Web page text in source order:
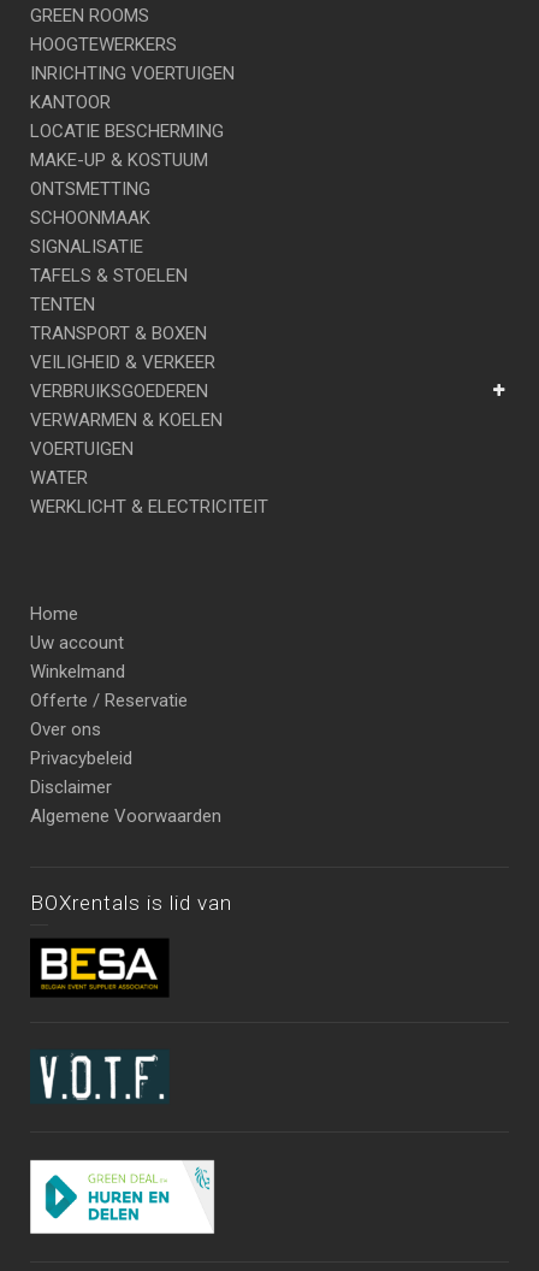
GREEN ROOMS
HOOGTEWERKERS
INRICHTING VOERTUIGEN
KANTOOR
LOCATIE BESCHERMING
MAKE-UP & KOSTUUM
ONTSMETTING
SCHOONMAAK
SIGNALISATIE
TAFELS & STOELEN
TENTEN
TRANSPORT & BOXEN
VEILIGHEID & VERKEER
VERBRUIKSGOEDEREN
VERWARMEN & KOELEN
VOERTUIGEN
WATER
WERKLICHT & ELECTRICITEIT
Home
Uw account
Winkelmand
Offerte / Reservatie
Over ons
Privacybeleid
Disclaimer
Algemene Voorwaarden
BOXrentals is lid van